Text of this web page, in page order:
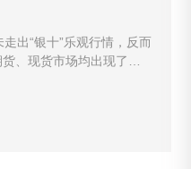
出“银十”乐观行情，反而
、现货市场均出现了较
元/吨，